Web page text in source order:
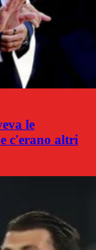
le
c'erano altri